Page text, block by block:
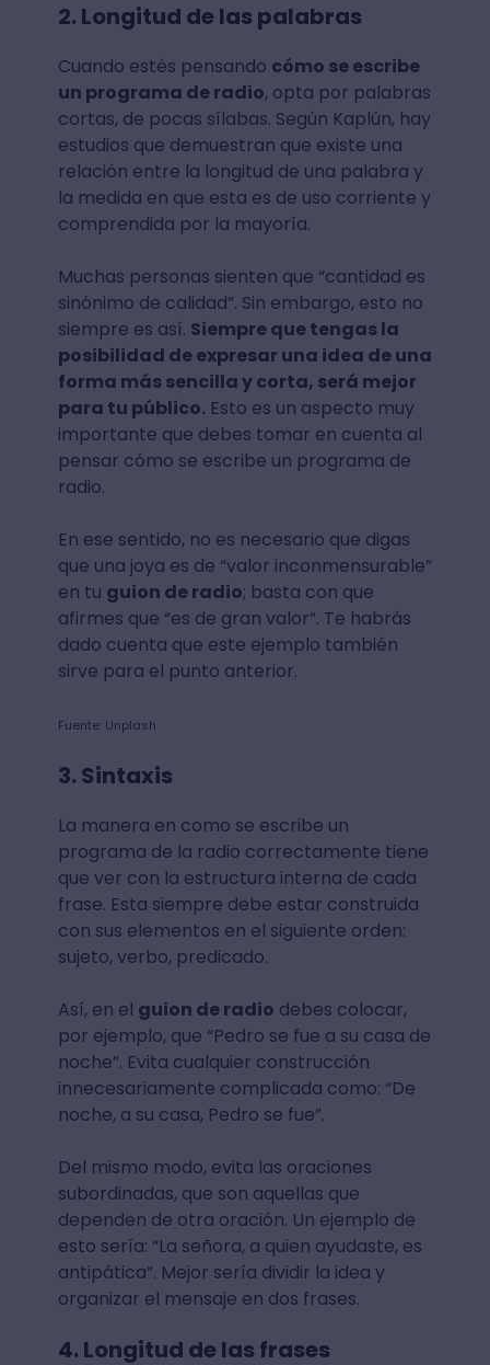
2. Longitud de las palabras
Cuando estés pensando cómo se escribe
un programa de radio, opta por palabras
cortas, de pocas sílabas. Según Kaplún, hay
estudios que demuestran que existe una
relación entre la longitud de una palabra y
la medida en que esta es de uso corriente y
comprendida por la mayoría.
Muchas personas sienten que “cantidad es
sinónimo de calidad”. Sin embargo, esto no
siempre es así. Siempre que tengas la
posibilidad de expresar una idea de una
forma más sencilla y corta, será mejor
para tu público.Esto es un aspecto muy
importante que debes tomar en cuenta al
pensar cómo se escribe un programa de
radio.
En ese sentido, no es necesario que digas
que una joya es de “valor inconmensurable”
en tu guion de radio; basta con que
afirmes que “es de gran valor”. Te habrás
dado cuenta que este ejemplo también
sirve para el punto anterior.
Fuente: Unplash
3. Sintaxis
La manera en como se escribe un
programa de la radio correctamente tiene
que ver con la estructura interna de cada
frase. Esta siempre debe estar construida
con sus elementos en el siguiente orden:
sujeto, verbo, predicado.
Así, en el guion de radio debes colocar,
por ejemplo, que “Pedro se fue a su casa de
noche”. Evita cualquier construcción
innecesariamente complicada como: “De
noche, a su casa, Pedro se fue”.
Del mismo modo, evita las oraciones
subordinadas, que son aquellas que
dependen de otra oración. Un ejemplo de
esto sería: “La señora, a quien ayudaste, es
antipática”. Mejor sería dividir la idea y
organizar el mensaje en dos frases.
4. Longitud de las frases